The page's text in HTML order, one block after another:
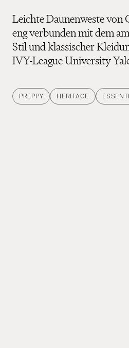
Leichte Daunenweste von
eng verbunden mit dem
Stil und klassischer
IVY-League University
PREPPY HERITAGE